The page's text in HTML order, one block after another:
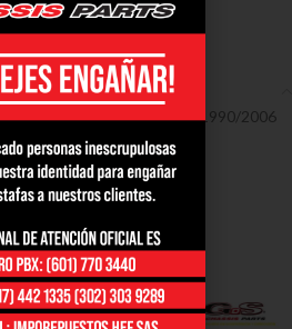
DODGE RAM PASAJEROS 1990/2006